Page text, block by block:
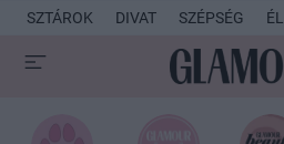
SZTÁROK DIVAT SZÉPSÉG